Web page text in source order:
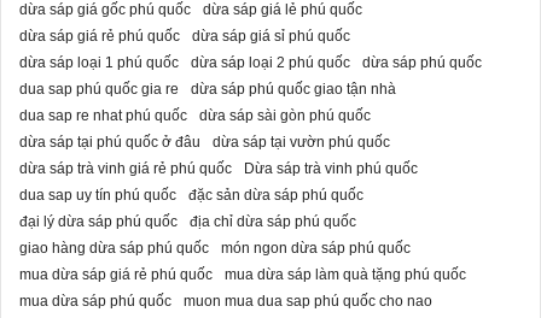
dừa sáp giá gốc phú quốc
dừa sáp giá lẻ phú quốc
dừa sáp giá rẻ phú quốc
dừa sáp giá sỉ phú quốc
dừa sáp loại 1 phú quốc
dừa sáp loại 2 phú quốc
dừa sáp phú quốc
dua sap phú quốc gia re
dừa sáp phú quốc giao tận nhà
dua sap re nhat phú quốc
dừa sáp sài gòn phú quốc
dừa sáp tại phú quốc ở đâu
dừa sáp tại vườn phú quốc
dừa sáp trà vinh giá rẻ phú quốc
Dừa sáp trà vinh phú quốc
dua sap uy tín phú quốc
đặc sản dừa sáp phú quốc
đại lý dừa sáp phú quốc
địa chỉ dừa sáp phú quốc
giao hàng dừa sáp phú quốc
món ngon dừa sáp phú quốc
mua dừa sáp giá rẻ phú quốc
mua dừa sáp làm quà tặng phú quốc
mua dừa sáp phú quốc
muon mua dua sap phú quốc cho nao